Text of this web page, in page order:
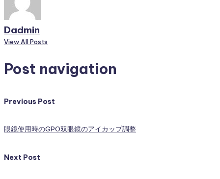
Dadmin
View All Posts
Post navigation
Previous Post
眼鏡使用時のGPO双眼鏡のアイカップ調整
Next Post